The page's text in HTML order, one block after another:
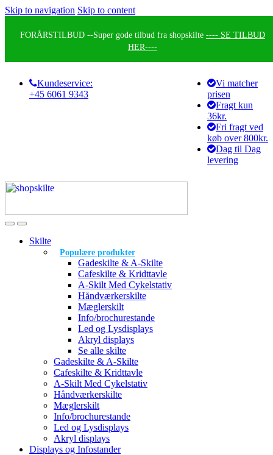
Skip to navigation Skip to content
FORÅRSTILBUD --Super gode tilbud fra shopskilte ---- SE TILBUD
HER----
Kundeservice:
+45 6061 9343
Vi matcher
prisen
Fragt kun
36kr.
Fri fragt ved
køb over 800kr.
Dag til Dag
levering
Skilte
Populære produkter
Gadeskilte & A-Skilte
Cafeskilte & Kridttavle
A-Skilt Med Cykelstativ
Håndværkerskilte
Mæglerskilt
Info/brochurestande
Led og Lysdisplays
Akryl displays
Se alle skilte
Gadeskilte & A-Skilte
Cafeskilte & Kridttavle
A-Skilt Med Cykelstativ
Håndværkerskilte
Mæglerskilt
Info/brochurestande
Led og Lysdisplays
Akryl displays
Displays og Infostander